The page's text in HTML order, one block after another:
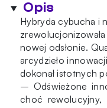
Opis
Hybryda cybucha i
nowej odsłonie.
arcydzieło
dokonał istotnych
– Odświeżone
choć rewolucyjny,